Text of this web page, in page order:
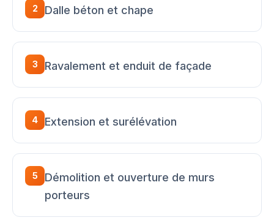
2 Dalle béton et chape
3 Ravalement et enduit de façade
4 Extension et surélévation
5
Démolition et ouverture de murs
porteurs